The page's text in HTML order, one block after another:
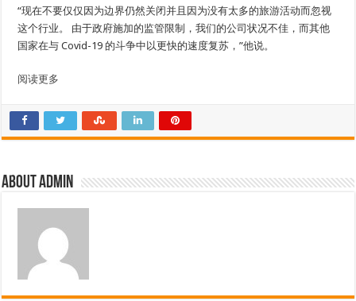
“现在不要仅仅因为边界仍然关闭并且因为没有太多的旅游活动而忽视
这个行业。 由于政府施加的监管限制，我们的公司状况不佳，而其他
国家在与 Covid-19 的斗争中以更快的速度复苏，”他说。
阅读更多
About admin